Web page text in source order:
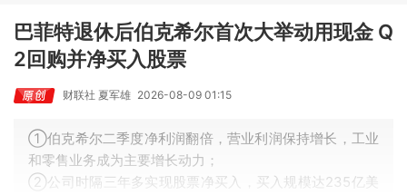
巴菲特退休后伯克希尔首次大举动用现金 Q
2回购并净买入股票
财联社 夏军雄 2026-08-09 01:15
①伯克希尔二季度净利润翻倍，营业利润保持增长，工业
和零售业务成为主要增长动力；
②公司时隔三年多实现股票净买入，买入规模达235亿美